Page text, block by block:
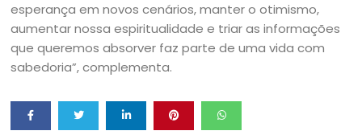
esperança em novos cenários, manter o otimismo,
aumentar nossa espiritualidade e triar as informações
que queremos absorver faz parte de uma vida com
sabedoria”, complementa.